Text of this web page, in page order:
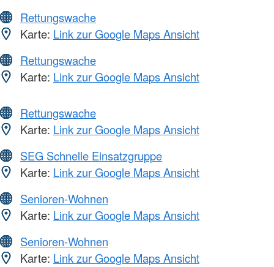
Rettungswache
Karte: Link zur Google Maps Ansicht
Rettungswache
Karte: Link zur Google Maps Ansicht
Rettungswache
Karte: Link zur Google Maps Ansicht
SEG Schnelle Einsatzgruppe
Karte: Link zur Google Maps Ansicht
Senioren-Wohnen
Karte: Link zur Google Maps Ansicht
Senioren-Wohnen
Karte: Link zur Google Maps Ansicht